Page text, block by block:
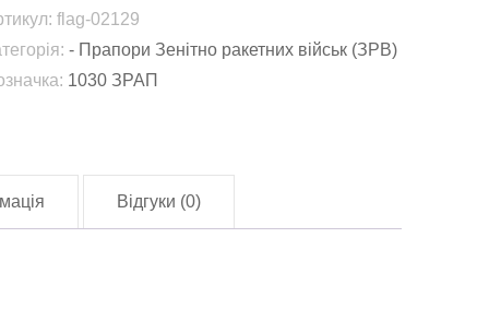
flag-02129
- Прапори Зенітно ракетних військ (ЗРВ)
1030 ЗРАП
Відгуки (0)